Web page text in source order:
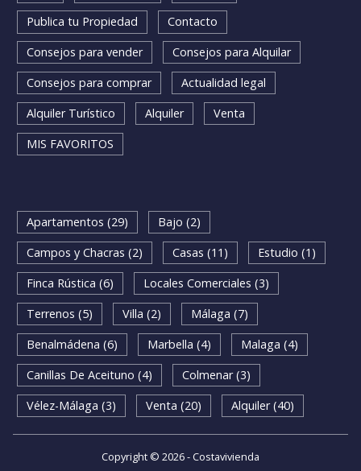
Publica tu Propiedad
Contacto
Consejos para vender
Consejos para Alquilar
Consejos para comprar
Actualidad legal
Alquiler Turístico
Alquiler
Venta
MIS FAVORITOS
Apartamentos (29)
Bajo (2)
Campos y Chacras (2)
Casas (11)
Estudio (1)
Finca Rústica (6)
Locales Comerciales (3)
Terrenos (5)
Villa (2)
Málaga (7)
Benalmádena (6)
Marbella (4)
Malaga (4)
Canillas De Aceituno (4)
Colmenar (3)
Vélez-Málaga (3)
Venta (20) Alquiler (40)
Copyright © 2026 - Costavivienda